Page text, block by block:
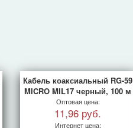
Кабель коаксиальный RG-59
MICRO MIL17 черный, 100 м
Оптовая цена:
11,96 руб.
Интернет цена: